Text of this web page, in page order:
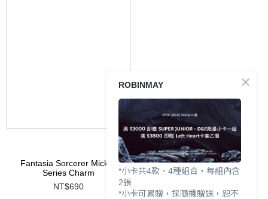
Fantasia Sorcerer Mickey
Series Charm
NT$690
ROBINMAY
*小卡共4款、4種組合，每組內含
2張
*小卡可累贈，採隨機贈送，恕不